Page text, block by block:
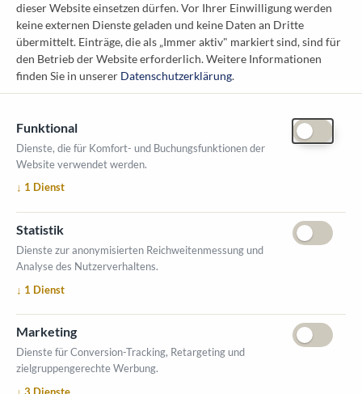
Österreichischer Kommunal-Verlag GmbH
Löwelstraße 6 / 2. Stock
1010 Wien
messe@kommunal.at
ÖFFNUNGSZEITEN MESSE
2. Oktober 2026, 9-16 Uhr
VERANSTALTUNGSORT
Salzburger Messe
Messezentrum 1
5020 Salzburg
Ausstellerverzeichnis
dieser Website einsetzen dürfen. Vor Ihrer Einwilligung werden
keine externen Dienste geladen und keine Daten an Dritte
übermittelt. Einträge, die als „Immer aktiv" markiert sind, sind für
den Betrieb der Website erforderlich.Weitere Informationen
finden Sie in unserer Datenschutzerklärung.
Funktional
Dienste, die für Komfort- und Buchungsfunktionen der
Website verwendet werden.
↓ 1 Dienst
Statistik
Dienste zur anonymisierten Reichweitenmessung und
Analyse des Nutzerverhaltens.
↓ 1 Dienst
Marketing
Dienste für Conversion-Tracking, Retargeting und
zielgruppengerechte Werbung.